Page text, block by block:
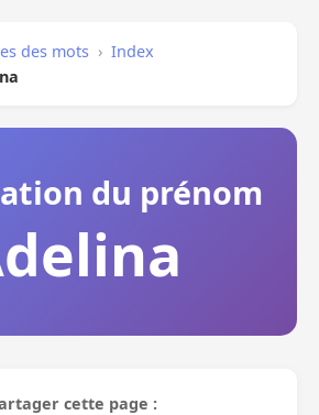
des mots › Index
du prénom
cette page :